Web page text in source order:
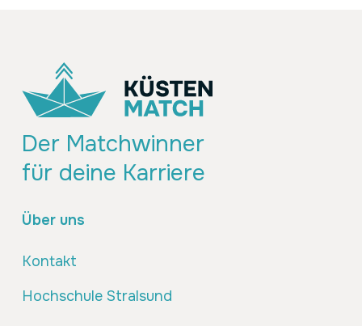
Der Matchwinner
für deine Karriere
Über uns
Kontakt
Hochschule Stralsund